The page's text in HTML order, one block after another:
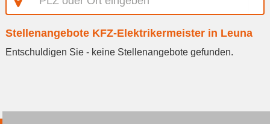
oder
eingeben
Stellenangebote KFZ-Elektrikermeister in Leuna
Entschuldigen Sie - keine Stellenangebote gefunden.